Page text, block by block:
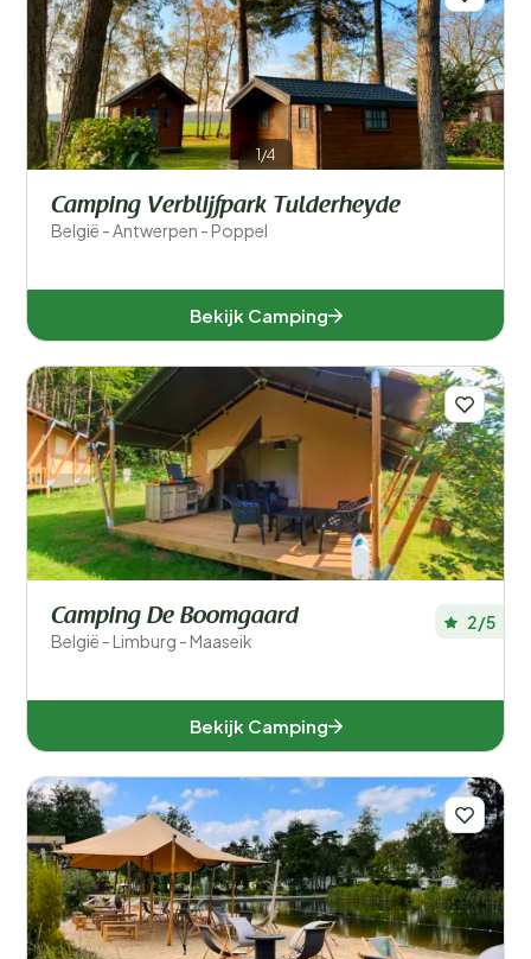
1/4
Camping Verblijfpark Tulderheyde
België - Antwerpen - Poppel
Bekijk Camping
Camping De Boomgaard
België - Limburg - Maaseik
2/5
Bekijk Camping